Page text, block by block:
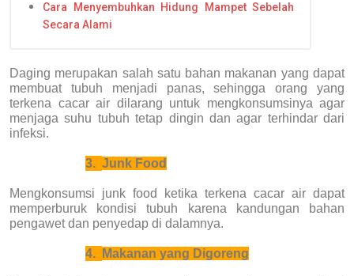
Cara Menyembuhkan Hidung Mampet Sebelah
Secara Alami
Daging merupakan salah satu bahan makanan yang dapat
membuat tubuh menjadi panas, sehingga orang yang
terkena cacar air dilarang untuk mengkonsumsinya agar
menjaga suhu tubuh tetap dingin dan agar terhindar dari
infeksi.
3. Junk Food
Mengkonsumsi junk food ketika terkena cacar air dapat
memperburuk kondisi tubuh karena kandungan bahan
pengawet dan penyedap di dalamnya.
4. Makanan yang Digoreng